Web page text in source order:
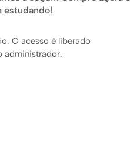
estudando!
O acesso é liberado
administrador.